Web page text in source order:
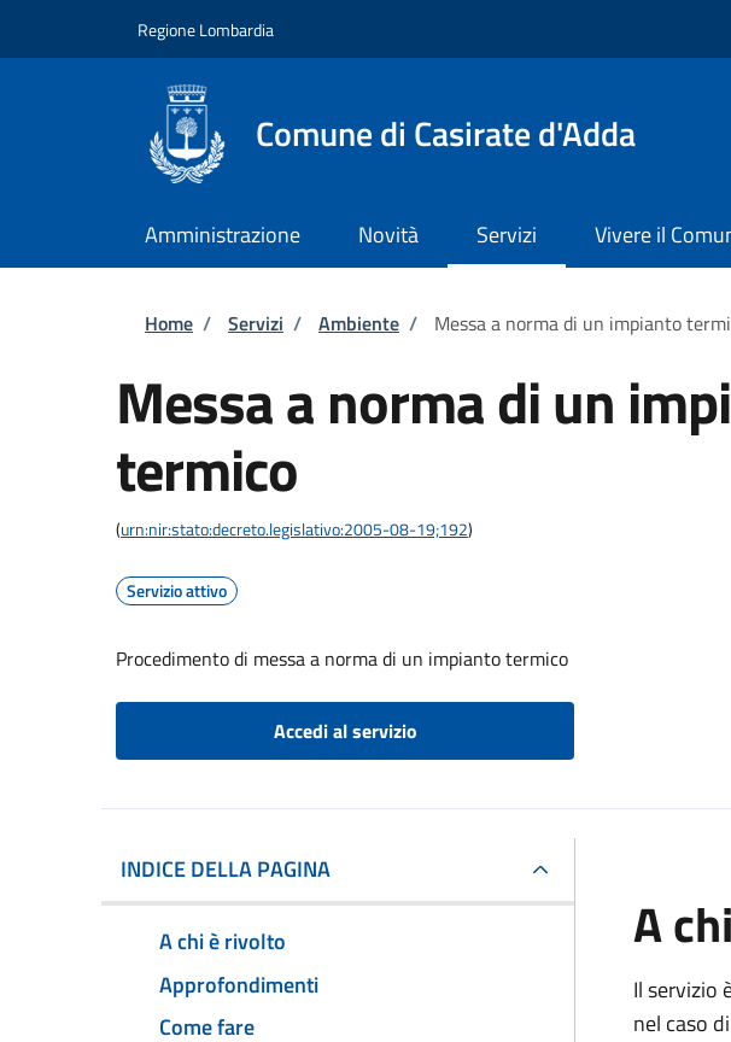
Regione Lombardia
Comune di Casirate d'Adda
Amministrazione Novità Servizi Vivere il
Briciole di pane
Home / Servizi / Ambiente / Messa a norma di un impianto
Messa a norma di un
termico
(urn:nir:stato:decreto.legislativo:2005-08-19;192)
Servizio attivo
Procedimento di messa a norma di un impianto termico
Accedi al servizio
INDICE DELLA PAGINA
A chi è rivolto
Approfondimenti
Come fare
A
Il servizio
nel caso